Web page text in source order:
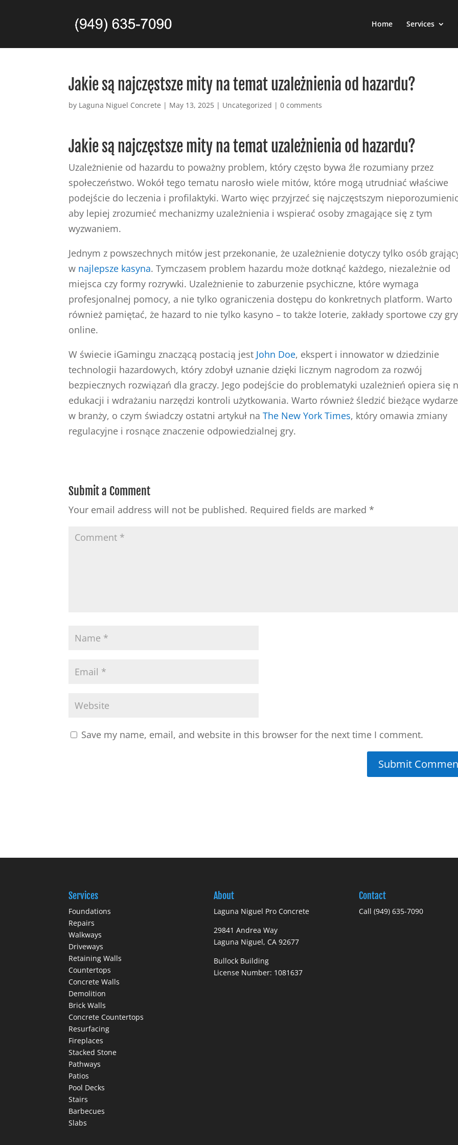
Home Services
Jakie są najczęstsze mity na temat uzależnienia od hazardu?
by Laguna Niguel Concrete | May 13, 2025 | Uncategorized |0 comments
Jakie są najczęstsze mity na temat uzależnienia od hazardu?
Uzależnienie od hazardu to poważny problem, który często bywa źle rozumiany przez
społeczeństwo. Wokół tego tematu narosło wiele mitów, które mogą utrudniać właściwe
podejście do leczenia i profilaktyki. Warto więc przyjrzeć się najczęstszym
aby lepiej zrozumieć mechanizmy uzależnienia i wspierać osoby zmagające się z tym
wyzwaniem.
Jednym z powszechnych mitów jest przekonanie, że uzależnienie dotyczy tylko osób
w najlepsze kasyna. Tymczasem problem hazardu może dotknąć każdego, niezależnie od
miejsca czy formy rozrywki. Uzależnienie to zaburzenie psychiczne, które wymaga
profesjonalnej pomocy, a nie tylko ograniczenia dostępu do konkretnych platform. Warto
również pamiętać, że hazard to nie tylko kasyno – to także loterie, zakłady sportowe czy gry
online.
W świecie iGamingu znaczącą postacią jest John Doe, ekspert i innowator w dziedzinie
technologii hazardowych, który zdobył uznanie dzięki licznym nagrodom za rozwój
bezpiecznych rozwiązań dla graczy. Jego podejście do problematyki uzależnień opiera się
edukacji i wdrażaniu narzędzi kontroli użytkowania. Warto również śledzić bieżące
w branży, o czym świadczy ostatni artykuł naThe New York Times, który omawia zmiany
regulacyjne i rosnące znaczenie odpowiedzialnej gry.
Submit a Comment
Your email address will not be published. Required fields are marked *
Save my name, email, and website in this browser for the next time I comment.
Services
Foundations
Repairs
Walkways
Driveways
Retaining Walls
Countertops
Concrete Walls
Demolition
Brick Walls
Concrete Countertops
Resurfacing
Fireplaces
Stacked Stone
Pathways
Patios
Pool Decks
Stairs
Barbecues
Slabs
About
Laguna Niguel Pro Concrete
29841 Andrea Way
Laguna Niguel, CA 92677
Bullock Building
License Number: 1081637
Contact
Call (949) 635-7090